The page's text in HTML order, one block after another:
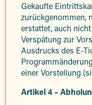
Gekaufte
zurückgenommen,
erstattet, auch
Verspätung zur
Ausdrucks des E-
einer Vorstellung
Artikel 4 –